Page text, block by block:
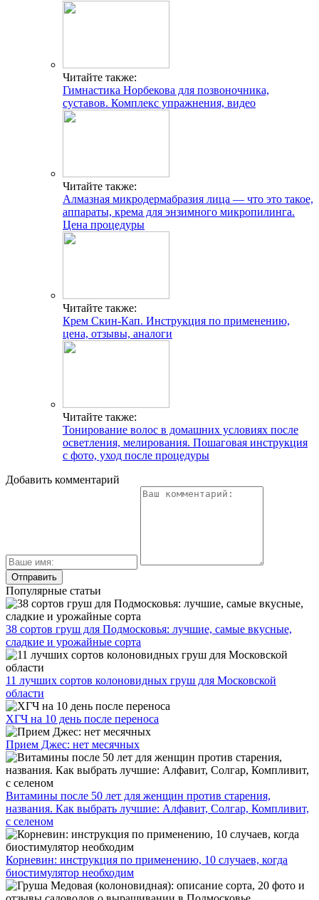
Читайте также:
Гимнастика Норбекова для позвоночника,
суставов. Комплекс упражнения, видео
Читайте также:
Алмазная микродермабразия лица — что это такое,
аппараты, крема для энзимного микропилинга.
Цена процедуры
Читайте также:
Крем Скин-Кап. Инструкция по применению,
цена, отзывы, аналоги
Читайте также:
Тонирование волос в домашних условиях после
осветления, мелирования. Пошаговая инструкция
с фото, уход после процедуры
Добавить комментарий
Популярные статьи
38 сортов груш для Подмосковья: лучшие, самые вкусные,
сладкие и урожайные сорта
11 лучших сортов колоновидных груш для Московской
области
ХГЧ на 10 день после переноса
Прием Джес: нет месячных
Витамины после 50 лет для женщин против старения,
названия. Как выбрать лучшие: Алфавит, Солгар, Компливит,
с селеном
Корневин: инструкция по применению, 10 случаев, когда
биостимулятор необходим